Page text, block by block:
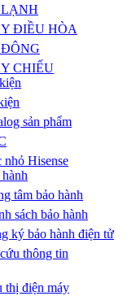
ĐIỀU HÒA
CHIẾU
sản phẩm
nhỏ Hisense
tâm bảo hành
sách bảo hành
ký bảo hành điện tử
thông tin
thị điện máy